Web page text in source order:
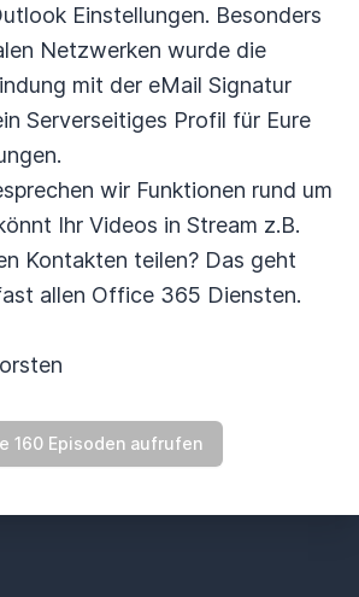
Einstellungen. Besonders
Netzwerken wurde die
mit der eMail Signatur
Serverseitiges Profil für Eure
wir Funktionen rund um
Ihr Videos in Stream z.B.
Kontakten teilen? Das geht
allen Office 365 Diensten.
160 Episoden aufrufen